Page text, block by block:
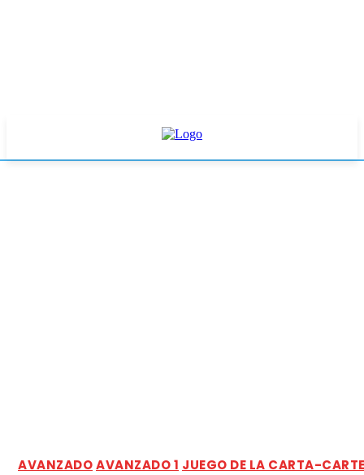
AVANZADOAVANZADO 1 JUEGO DE LA CARTA-